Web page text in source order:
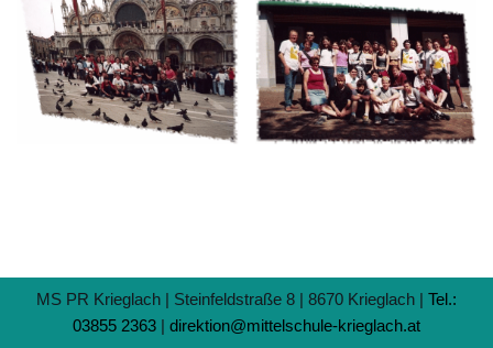
MS PR Krieglach | Steinfeldstraße 8 | 8670 Krieglach | Tel.:
03855 2363 | direktion@mittelschule-krieglach.at